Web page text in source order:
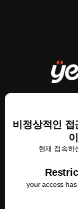
비정상적인
현재 접속하
your access